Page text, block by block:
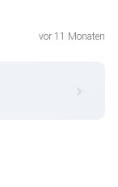
vor 11 Monaten